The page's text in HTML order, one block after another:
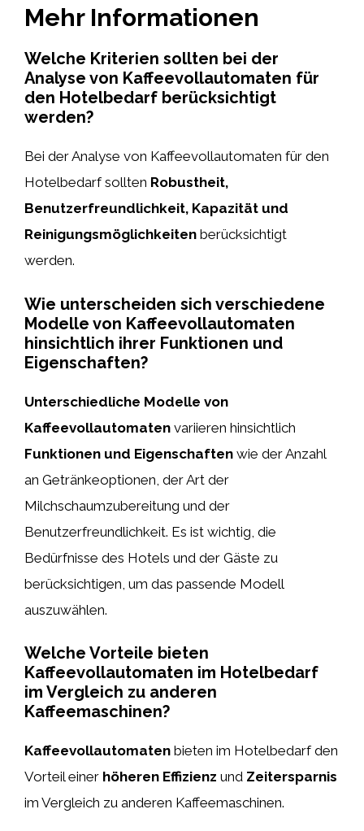
Mehr Informationen
Welche Kriterien sollten bei der
Analyse von Kaffeevollautomaten für
den Hotelbedarf berücksichtigt
werden?
Bei der Analyse von Kaffeevollautomaten für den
Hotelbedarf sollten Robustheit,
Benutzerfreundlichkeit, Kapazität und
Reinigungsmöglichkeiten berücksichtigt
werden.
Wie unterscheiden sich verschiedene
Modelle von Kaffeevollautomaten
hinsichtlich ihrer Funktionen und
Eigenschaften?
Unterschiedliche Modelle von
Kaffeevollautomaten variieren hinsichtlich
Funktionen und Eigenschaften wie der Anzahl
an Getränkeoptionen, der Art der
Milchschaumzubereitung und der
Benutzerfreundlichkeit. Es ist wichtig, die
Bedürfnisse des Hotels und der Gäste zu
berücksichtigen, um das passende Modell
auszuwählen.
Welche Vorteile bieten
Kaffeevollautomaten im Hotelbedarf
im Vergleich zu anderen
Kaffeemaschinen?
Kaffeevollautomaten bieten im Hotelbedarf den
Vorteil einer höheren Effizienz und Zeitersparnis
im Vergleich zu anderen Kaffeemaschinen.